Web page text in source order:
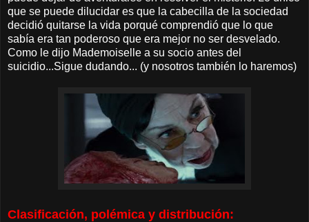
que se puede dilucidar es que la cabecilla de la sociedad
decidió quitarse la vida porqué comprendió que lo que
sabía era tan poderoso que era mejor no ser desvelado.
Como le dijo Mademoiselle a su socio antes del
suicidio...Sigue dudando... (y nosotros también lo haremos)
Clasificación, polémica y distribución: